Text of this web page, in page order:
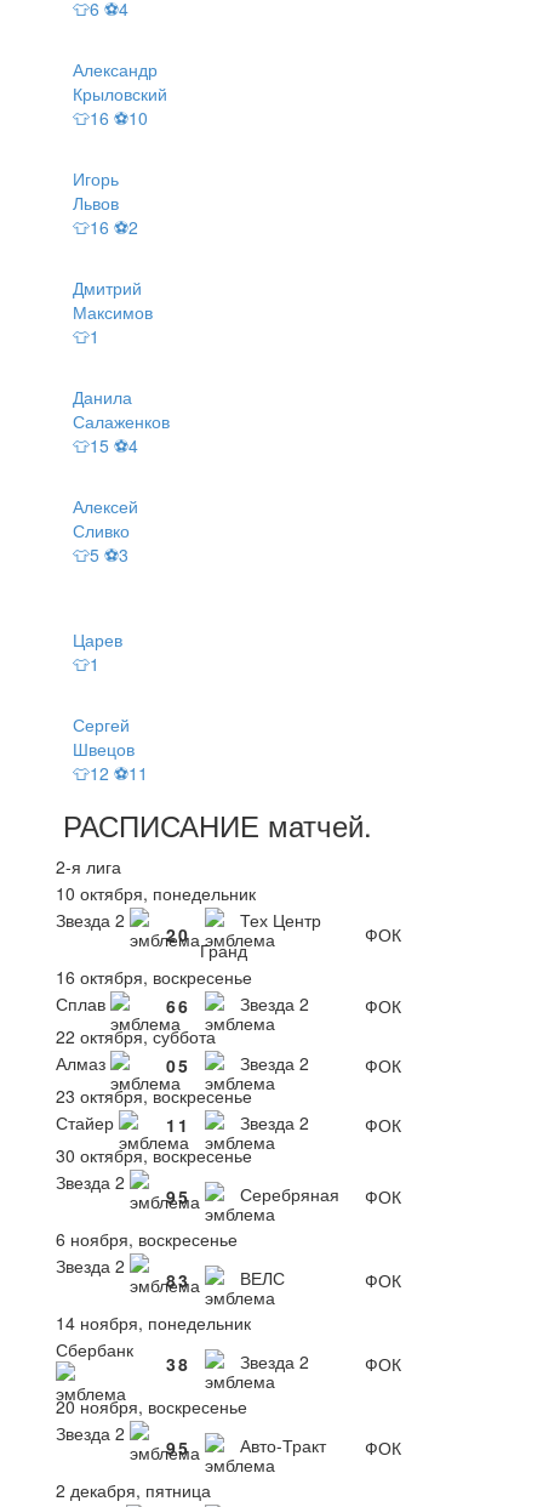
👕6 ⚽4
Александр
Крыловский
👕16 ⚽10
Игорь
Львов
👕16 ⚽2
Дмитрий
Максимов
👕1
Данила
Салаженков
👕15 ⚽4
Алексей
Сливко
👕5 ⚽3
Царев
👕1
Сергей
Швецов
👕12 ⚽11
РАСПИСАНИЕ матчей.
2-я лига
10 октября, понедельник
Звезда 2
20
Тех Центр
Гранд
ФОК
16 октября, воскресенье
Сплав
66 Звезда 2
ФОК
22 октября, суббота
Алмаз
05 Звезда 2
ФОК
23 октября, воскресенье
Стайер
1 1 Звезда 2
ФОК
30 октября, воскресенье
Звезда 2
95 Серебряная
ФОК
6 ноября, воскресенье
Звезда 2
83 ВЕЛС
ФОК
14 ноября, понедельник
Сбербанк
38 Звезда 2
ФОК
20 ноября, воскресенье
Звезда 2
95 Авто-Тракт
ФОК
2 декабря, пятница